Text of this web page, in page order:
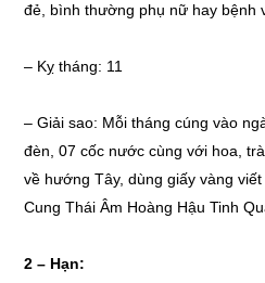
đẻ, bình thường phụ nữ hay bệnh
– Kỵ tháng: 11
– Giải sao: Mỗi tháng cúng vào
đèn, 07 cốc nước cùng với hoa,
về hướng Tây, dùng giấy vàng
Cung Thái Âm Hoàng Hậu Tinh
2 – Hạn: